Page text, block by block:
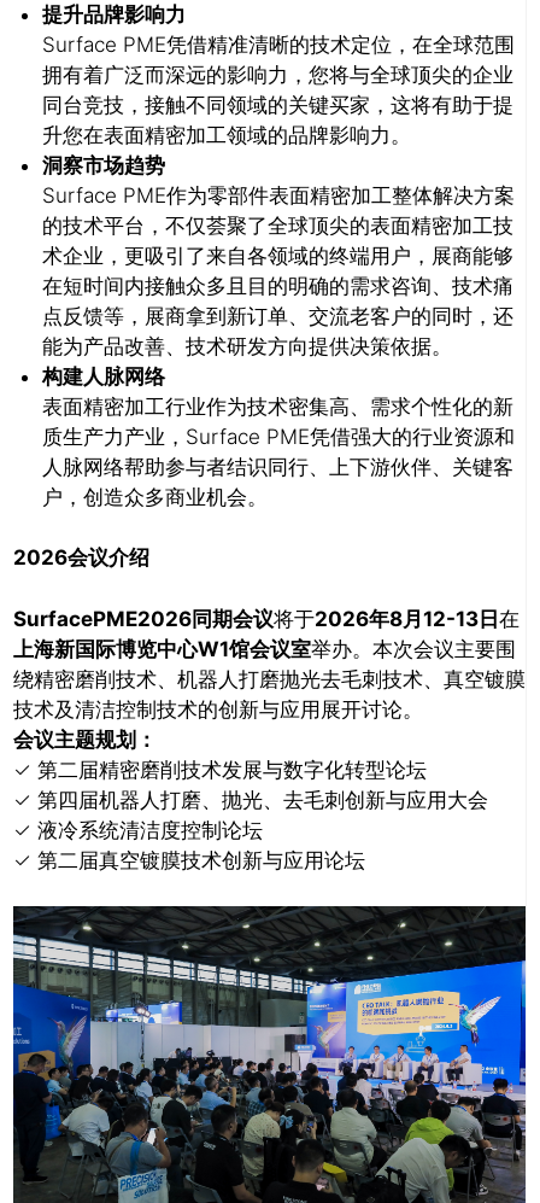
提升品牌影响力
Surface PME凭借精准清晰的技术定位，在全球范围
拥有着广泛而深远的影响力，您将与全球顶尖的企业
同台竞技，接触不同领域的关键买家，这将有助于提
升您在表面精密加工领域的品牌影响力。
洞察市场趋势
Surface PME作为零部件表面精密加工整体解决方案
的技术平台，不仅荟聚了全球顶尖的表面精密加工技
术企业，更吸引了来自各领域的终端用户，展商能够
在短时间内接触众多且目 的明确的需求咨询、技术痛
点反馈等，展商拿到新订单、交流老客户的同时，还
能为产品改善、技术研发方向提供决策依据。
构建人脉网络
表面精密加工行业作为技术密集高、需求个性化的新
质生产力产业，Surface PME凭借强大的行业资源和
人脉网络帮助参与者结识同行、
上下游伙伴、关键客
户，创造众多商业机会。
2026会议介绍
SurfacePME2026同期会议将于2026年8月12-13日在
上海新国际博览中心W1馆会议室举办。本次会议主要围
绕精密磨削技术、机器人打磨抛光去毛刺技术、真空镀膜
技术及清洁控制技术的创新与应用展开讨论。
会议主题规划：
✓ 第二届精密磨削技术发展与数字化转型论坛
✓ 第四届机器人打磨、抛光、去毛刺创新与应用大会
✓ 液冷系统清洁度控制论坛
✓ 第二届真空镀膜技术创新与应用论坛